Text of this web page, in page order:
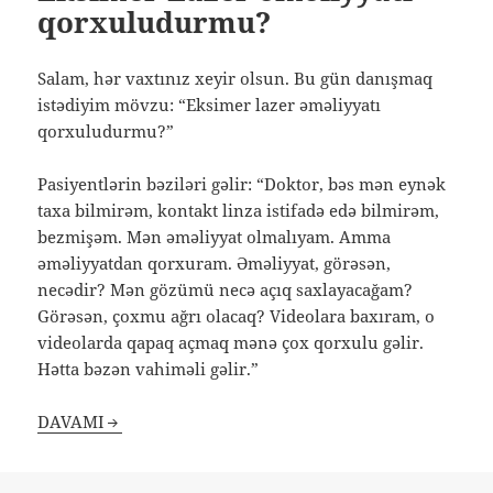
qorxuludurmu?
Salam, hər vaxtınız xeyir olsun. Bu gün danışmaq
istədiyim mövzu: “Eksimer lazer əməliyyatı
qorxuludurmu?”
Pasiyentlərin bəziləri gəlir: “Doktor, bəs mən eynək
taxa bilmirəm, kontakt linza istifadə edə bilmirəm,
bezmişəm. Mən əməliyyat olmalıyam. Amma
əməliyyatdan qorxuram. Əməliyyat, görəsən,
necədir? Mən gözümü necə açıq saxlayacağam?
Görəsən, çoxmu ağrı olacaq? Videolara baxıram, o
videolarda qapaq açmaq mənə çox qorxulu gəlir.
Hətta bəzən vahiməli gəlir.”
DAVAMI